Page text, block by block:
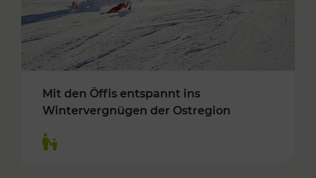
Mit den Öffis entspannt ins
Wintervergnügen der Ostregion